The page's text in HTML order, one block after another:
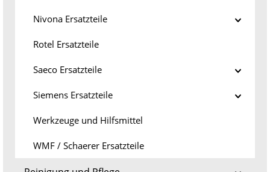
Nivona Ersatzteile
Rotel Ersatzteile
Saeco Ersatzteile
Siemens Ersatzteile
Werkzeuge und Hilfsmittel
WMF / Schaerer Ersatzteile